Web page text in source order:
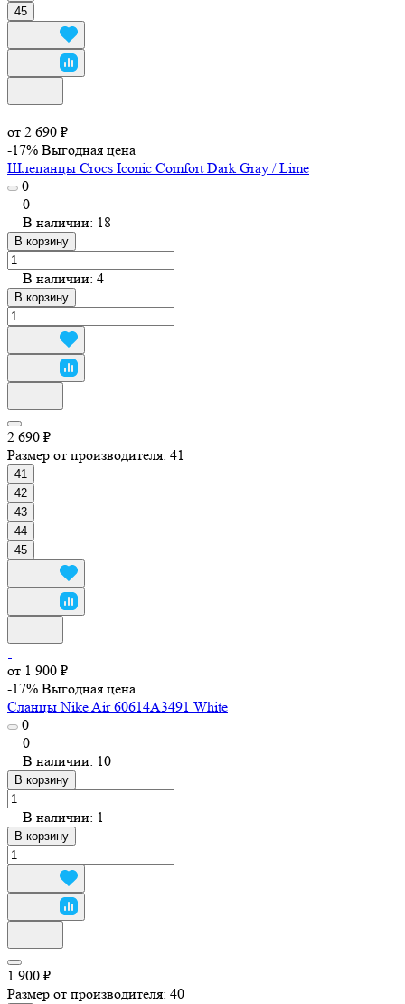
45
от 2 690 ₽
-17% Выгодная цена
Шлепанцы Crocs Iconic Comfort Dark Gray / Lime
0
0
В наличии: 18
В корзину
В наличии: 4
В корзину
2 690 ₽
Размер от производителя: 41
41
42
43
44
45
от 1 900 ₽
-17% Выгодная цена
Сланцы Nike Air 60614A3491 White
0
0
В наличии: 10
В корзину
В наличии: 1
В корзину
1 900 ₽
Размер от производителя: 40